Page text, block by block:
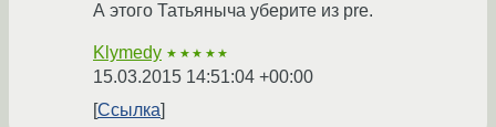
А этого Татьяныча уберите из pre.
Klymedy ★★★★★
15.03.2015 14:51:04 +00:00
Ссылка